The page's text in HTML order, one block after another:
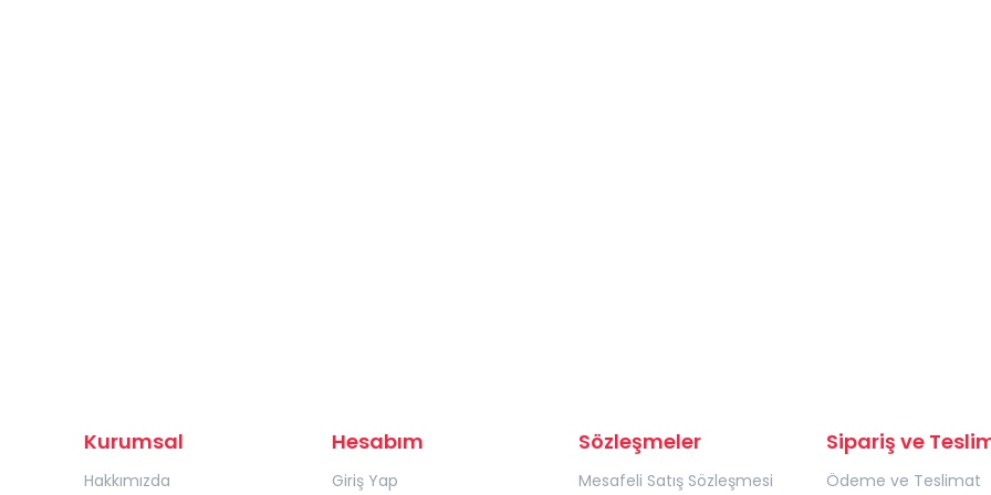
Kurumsal
Hakkımızda
Hesabım
Giriş Yap
Sözleşmeler
Mesafeli Satış Sözleşmesi
Sipariş ve
Ödeme ve Teslimat